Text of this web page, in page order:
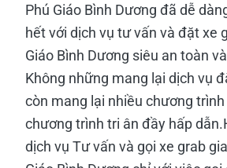
Phú Giáo Bình Dương đã dễ
hết với dịch vụ tư vấn và đặt xe
Giáo Bình Dương siêu an toàn
Không những mang lại dịch vụ
còn mang lại nhiều chương
chương trình tri ân đầy hấp
dịch vụ Tư vấn và gọi xe grab